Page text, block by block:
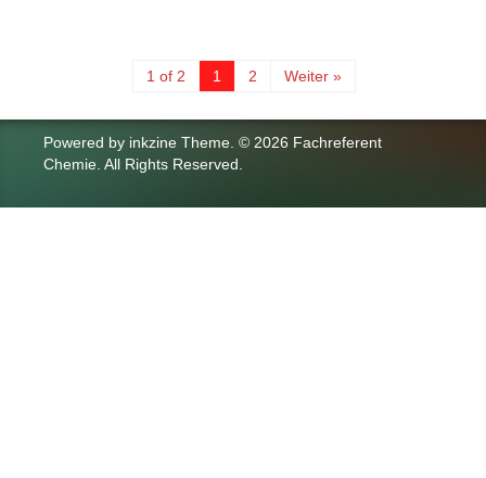
1 of 2 1 2 Weiter »
Powered by inkzine Theme © 2026 Fachreferent
Chemie. All Rights Reserved.